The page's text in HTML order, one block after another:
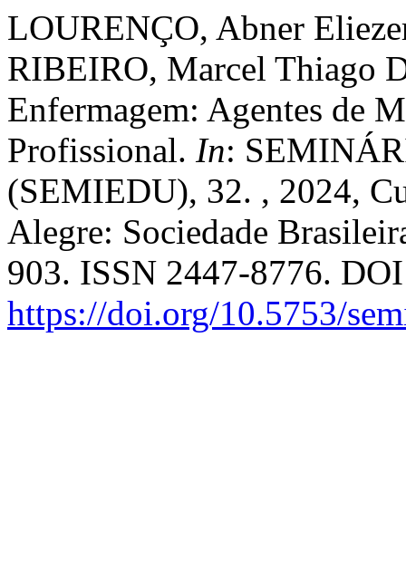
LOURENÇO, Abner
RIBEIRO, Marcel Thiago
Enfermagem: Agentes de
Profissional. In:
(SEMIEDU), 32. , 2024,
Alegre: Sociedade
903. ISSN 2447-8776.
https://doi.org/10.5753/